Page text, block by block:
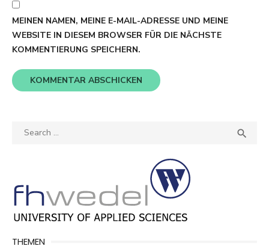
MEINEN NAMEN, MEINE E-MAIL-ADRESSE UND MEINE
WEBSITE IN DIESEM BROWSER FÜR DIE NÄCHSTE
KOMMENTIERUNG SPEICHERN.
Search

THEMEN